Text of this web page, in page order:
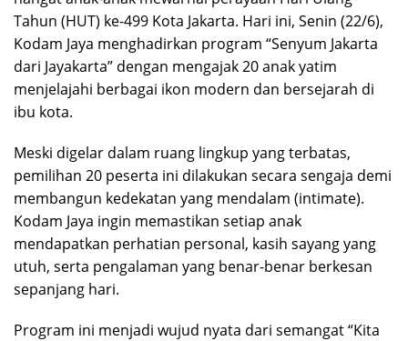
Tahun (HUT) ke-499 Kota Jakarta. Hari ini, Senin (22/6),
Kodam Jaya menghadirkan program “Senyum Jakarta
dari Jayakarta” dengan mengajak 20 anak yatim
menjelajahi berbagai ikon modern dan bersejarah di
ibu kota.
Meski digelar dalam ruang lingkup yang terbatas,
pemilihan 20 peserta ini dilakukan secara sengaja demi
membangun kedekatan yang mendalam (intimate).
Kodam Jaya ingin memastikan setiap anak
mendapatkan perhatian personal, kasih sayang yang
utuh, serta pengalaman yang benar-benar berkesan
sepanjang hari.
Program ini menjadi wujud nyata dari semangat “Kita